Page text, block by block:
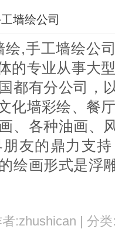
墙绘公司
绘,手工墙绘公
的专业从事大
都有分公司，
化墙彩绘、餐
、各种油画、
友的鼎力支
绘画形式是浮
:zhushican | 分